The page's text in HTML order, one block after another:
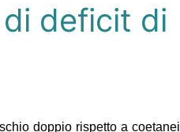
di deficit di
doppio rispetto a coetanei